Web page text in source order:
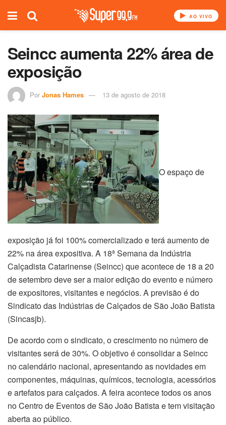
AO VIVO
Seincc aumenta 22% área de
exposição
Por Jonas Hames 13 de agosto de 2018
O espaço de
exposição já foi 100% comercializado e terá aumento de
22% na área expositiva. A 18ª Semana da Indústria
Calçadista Catarinense (Seincc) que acontece de 18 a 20
de setembro deve ser a maior edição do evento e número
de expositores, visitantes e negócios. A previsão é do
Sindicato das Indústrias de Calçados de São João Batista
(Sincasjb).
De acordo com o sindicato, o crescimento no número de
visitantes será de 30%. O objetivo é consolidar a Seincc
no calendário nacional, apresentando as novidades em
componentes, máquinas, químicos, tecnologia, acessórios
e artefatos para calçados. A feira acontece todos os anos
no Centro de Eventos de São João Batista e tem visitação
aberta ao público.